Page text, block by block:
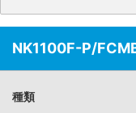
NK1100F-P/
種類